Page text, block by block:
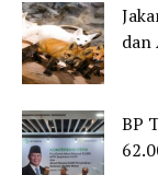
dan
BP